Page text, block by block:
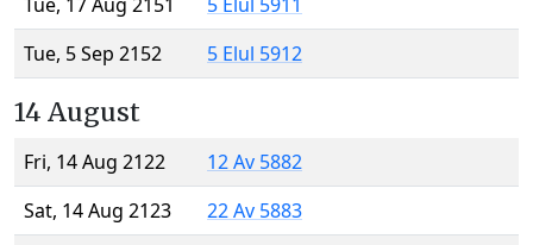
Tue, 5 Sep 2152
5 Elul 5912
14 August
Fri, 14 Aug 2122
12 Av 5882
Sat, 14 Aug 2123
22 Av 5883